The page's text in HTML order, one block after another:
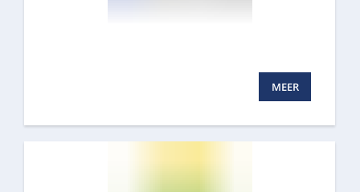
MEER